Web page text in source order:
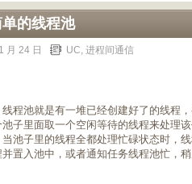
的线程池
月 24 日 UC, 进程间通信
程池就是有一堆已经创建好了的线程
子里面取一个空闲等待的线程来处理
池子里的线程全都处理忙碌状态时，
置入池中，或者通知任务线程池忙，稍